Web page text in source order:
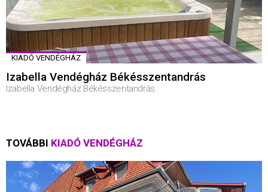
KIADÓ VENDÉGHÁZ
Izabella Vendégház Békésszentandrás
Izabella Vendégház Békésszentandrás
TOVÁBBI KIADÓ VENDÉGHÁZ